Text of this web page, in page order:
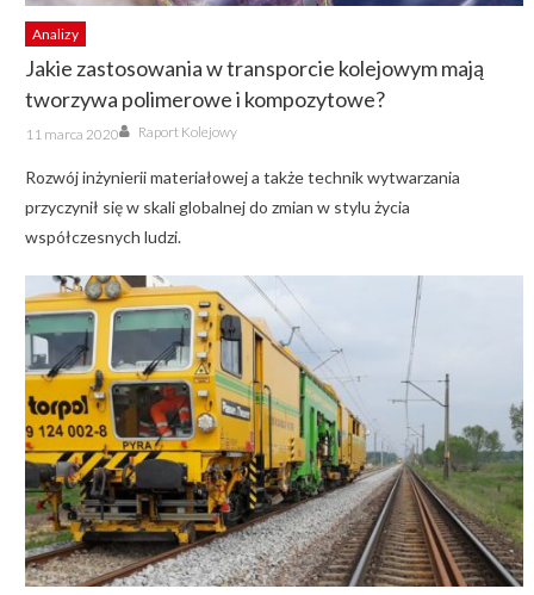
Analizy
Jakie zastosowania w transporcie kolejowym mają
tworzywa polimerowe i kompozytowe?
Posted
on
11 marca 2020 Author
Raport Kolejowy
Rozwój inżynierii materiałowej a także technik wytwarzania
przyczynił się w skali globalnej do zmian w stylu życia
współczesnych ludzi.